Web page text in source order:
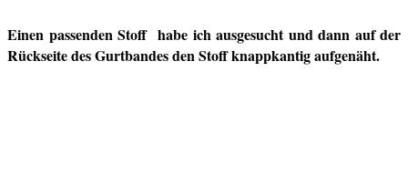
Einen passenden Stoff habe ich ausgesucht und dann auf der
Rückseite des Gurtbandes den Stoff knappkantig aufgenäht.